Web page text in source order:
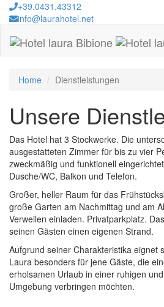
+39.0431.43312
info@laurahotel.net
Home Dienstleistungen
Unsere
Das Hotel hat 3 Stockwerke. Die
ausgestatteten Zimmer für bis zu vier
zweckmäßig und funktionell
Dusche/WC, Balkon und Telefon.
Großer, heller Raum für das
große Garten am Nachmittag und am
Verweilen einladen. Privatparkplatz.
seinen Gästen einen eigenen Strand.
Aufgrund seiner Charakteristika eignet
Laura besonders für jene Gäste, die
erholsamen Urlaub in einer ruhigen
Umgebung verbringen möchten.